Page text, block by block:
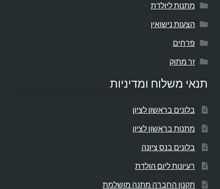
מתנות ליולדת
הצעות נישואין
פרחים
זר מתוק
תנאי משלוח ומדיניות
בלונים בראשון לציון
מתנות בראשון לציון
בלונים בנס ציונה
רעיונות ליום הולדת
תקנון החברה מתנה מושלמת